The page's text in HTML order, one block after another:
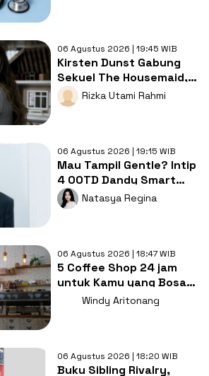
06 Agustus 2026 | 19:45 WIB
Kirsten Dunst Gabung
Sekuel The Housemaid,
Intip Sinopsis dan Jadwal
Tayang
Rizka Utami Rahmi
06 Agustus 2026 | 19:15 WIB
Mau Tampil Gentle? Intip
4 OOTD Dandy Smart
Casual ala Kang Hoon
Natasya Regina
06 Agustus 2026 | 18:47 WIB
5 Coffee Shop 24 jam
untuk Kamu yang Bosan
Nugas di Kos
Windy Aritonang
06 Agustus 2026 | 18:20 WIB
Buku Sibling Rivalry,